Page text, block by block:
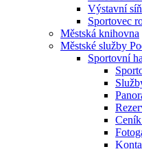
Výstavní síň
Sportovec
Městská knihovna
Městské služby
Sportovní